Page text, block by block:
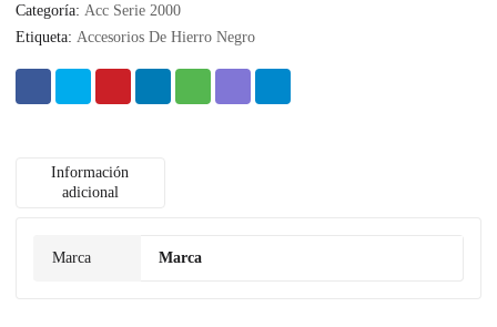
Categoría: Acc Serie 2000
Etiqueta: Accesorios De Hierro Negro
Información
adicional
Marca Marca